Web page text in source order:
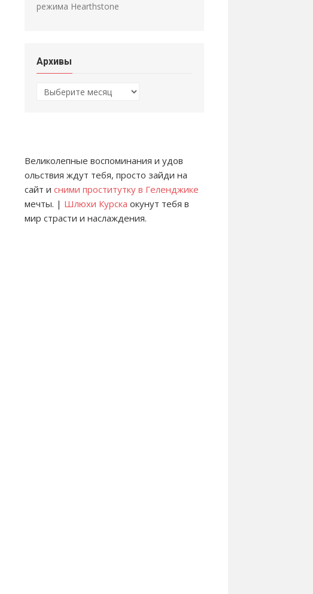
режима Hearthstone
Архивы
Архивы
Великолепные воспоминания и удов
ольствия ждут тебя, просто зайди на
сайт и сними проститутку в Геленджике
мечты. | Шлюхи Курска окунут тебя в
мир страсти и наслаждения.